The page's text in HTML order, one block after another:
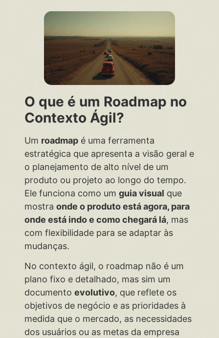
O que é um Roadmap no
Contexto Ágil?
Um roadmap é uma ferramenta
estratégica que apresenta a visão geral e
o planejamento de alto nível de um
produto ou projeto ao longo do tempo.
Ele funciona como um guia visual que
mostra onde o produto está agora, para
onde está indo e como chegará lá, mas
com flexibilidade para se adaptar às
mudanças.
No contexto ágil, o roadmap não é um
plano fixo e detalhado, mas sim um
documento evolutivo, que reflete os
objetivos de negócio e as prioridades à
medida que o mercado, as necessidades
dos usuários ou as metas da empresa